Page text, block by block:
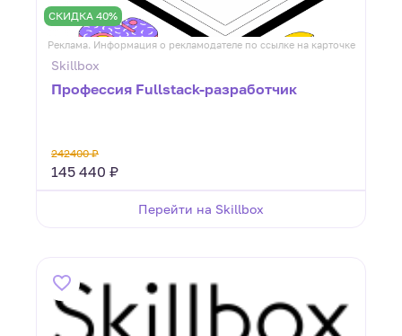
СКИДКА 40%
Реклама. Информация о рекламодателе по ссылке на карточке
Skillbox
Профессия Fullstack-разработчик
242400 ₽
145 440 ₽
Перейти на Skillbox